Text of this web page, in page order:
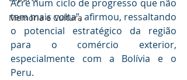
Memória e Cultura
Acre num ciclo de progresso que não
tem mais volta”, afirmou, ressaltando
o potencial estratégico da região
para o comércio exterior,
especialmente com a Bolívia e o
Peru.